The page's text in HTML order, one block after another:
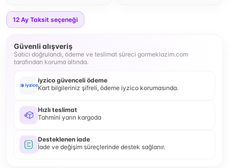
12 Ay Taksit seçeneği
Güvenli alışveriş
Satıcı doğrulandı, ödeme ve teslimat süreci gormeklazim.com
tarafından koruma altında.
iyzico güvenceli ödeme
Kart bilgileriniz şifreli, ödeme iyzico korumasında.
Hızlı teslimat
Tahmini yarın kargoda
Desteklenen iade
İade ve değişim süreçlerinde destek sağlanır.